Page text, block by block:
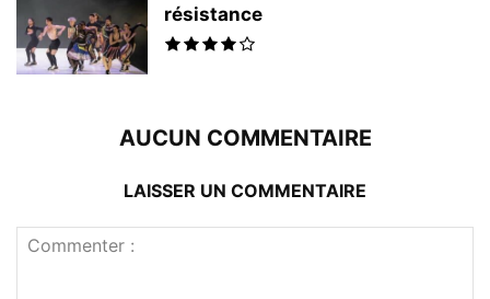
résistance
AUCUN COMMENTAIRE
LAISSER UN COMMENTAIRE